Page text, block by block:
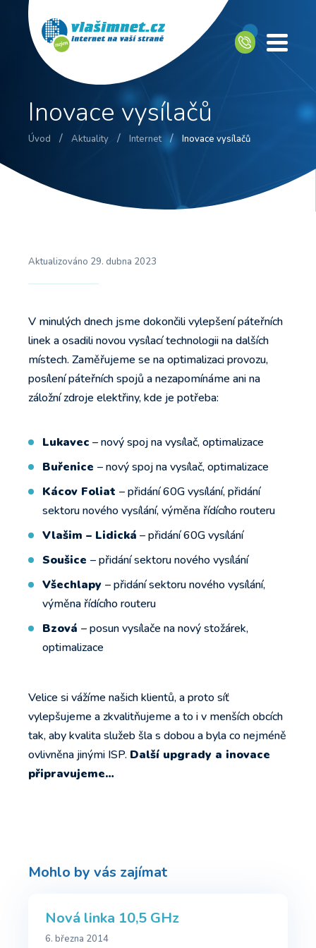
Inovace vysílačů
Úvod / Aktuality / Internet / Inovace vysílačů
Aktualizováno 29. dubna 2023
V minulých dnech jsme dokončili vylepšení páteřních
linek a osadili novou vysílací technologii na dalších
místech. Zaměřujeme se na optimalizaci provozu,
posílení páteřních spojů a nezapomínáme ani na
záložní zdroje elektřiny, kde je potřeba:
Lukavec – nový spoj na vysílač, optimalizace
Buřenice – nový spoj na vysílač, optimalizace
Kácov Foliat – přidání 60G vysílání, přidání
sektoru nového vysílání, výměna řídícího routeru
Vlašim – Lidická – přidání 60G vysílání
Soušice – přidání sektoru nového vysílání
Všechlapy – přidání sektoru nového vysílání,
výměna řídícího routeru
Bzová – posun vysílače na nový stožárek,
optimalizace
Velice si vážíme našich klientů, a proto síť
vylepšujeme a zkvalitňujeme a to i v menších obcích
tak, aby kvalita služeb šla s dobou a byla co nejméně
ovlivněna jinými ISP. Další upgrady a inovace
připravujeme…
Mohlo by vás zajímat
Nová linka 10,5 GHz
6. března 2014